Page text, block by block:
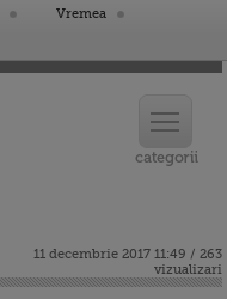
Vremea
11 decembrie 2017 11:49 / 263
vizualizari